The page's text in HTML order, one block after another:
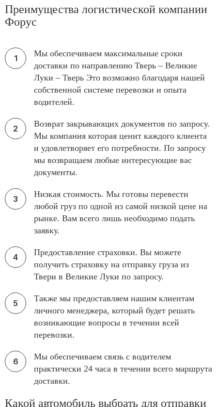
Преимущества логистической компании
Форус
Мы обеспечиваем максимальные сроки
доставки по направлению Тверь – Великие
Луки – Тверь Это возможно благодаря нашей
собственной системе перевозки и опыта
водителей.
Возврат закрывающих документов по запросу.
Мы компания которая ценит каждого клиента
и удовлетворяет его потребности. По запросу
мы возвращаем любые интересующие вас
документы.
Низкая стоимость. Мы готовы перевести
любой груз по одной из самой низкой цене на
рынке. Вам всего лишь необходимо подать
заявку.
Предоставление страховки. Вы можете
получить страховку на отправку груза из
Твери в Великие Луки по запросу.
Также мы предоставляем нашим клиентам
личного менеджера, который будет решать
возникающие вопросы в течении всей
перевозки.
Мы обеспечиваем связь с водителем
практически 24 часа в течении всего маршрута
доставки.
Какой автомобиль выбрать для отправки